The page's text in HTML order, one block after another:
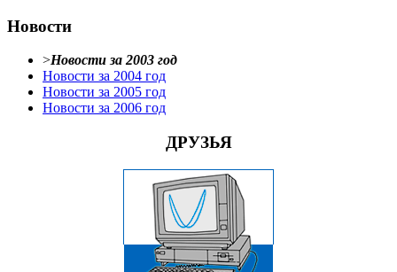
Новости
>Новости за 2003 год
Новости за 2004 год
Новости за 2005 год
Новости за 2006 год
ДРУЗЬЯ